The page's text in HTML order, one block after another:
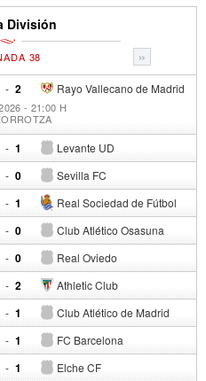
División
»
38
- Rayo Vallecano de Madrid
2
- 21:00 H
- Levante UD
1
- Sevilla FC
0
- Real Sociedad de Fútbol
1
- Club Atlético Osasuna
0
- Real Oviedo
0
- Athletic Club
2
- Club Atlético de Madrid
1
- FC Barcelona
1
- Elche CF
1